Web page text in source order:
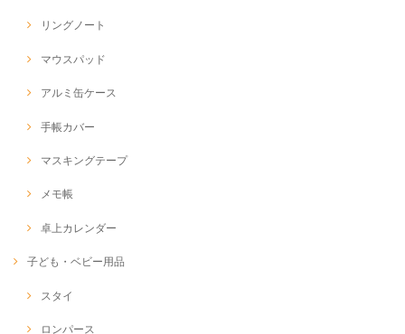
リングノート
マウスパッド
アルミ缶ケース
手帳カバー
マスキングテープ
メモ帳
卓上カレンダー
子ども・ベビー用品
スタイ
ロンパース